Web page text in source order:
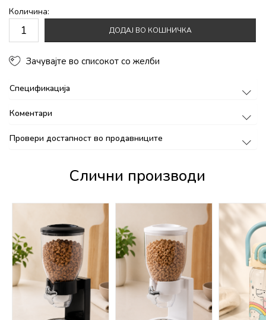
Количина:
ДОДАЈ ВО КОШНИЧКА
Зачувајте во списокот со желби
Спецификација
Коментари
Провери достапност во продавниците
Слични производи